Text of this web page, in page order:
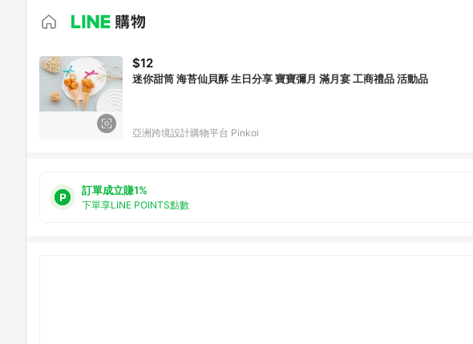
$12
迷你甜筒 海苔仙貝酥 生日分享 寶寶彌月 滿月宴 工商禮品 活動品
亞洲跨境設計購物平台 Pinkoi
訂單成立賺1%
下單享LINE POINTS點數